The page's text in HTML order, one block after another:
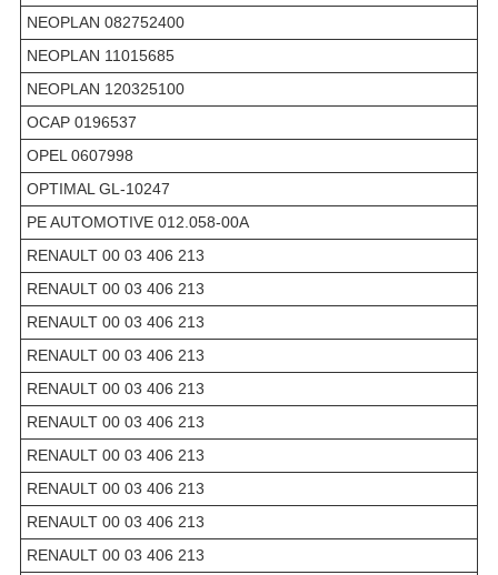
NEOPLAN 082752400
NEOPLAN 11015685
NEOPLAN 120325100
OCAP 0196537
OPEL 0607998
OPTIMAL GL-10247
PE AUTOMOTIVE 012.058-00A
RENAULT 00 03 406 213
RENAULT 00 03 406 213
RENAULT 00 03 406 213
RENAULT 00 03 406 213
RENAULT 00 03 406 213
RENAULT 00 03 406 213
RENAULT 00 03 406 213
RENAULT 00 03 406 213
RENAULT 00 03 406 213
RENAULT 00 03 406 213